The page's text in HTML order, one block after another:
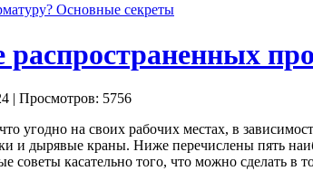
Основные секреты
распространенных
| Просмотров: 5756
угодно на своих рабочих местах, в
и дырявые краны. Ниже перечислены пять
касательно того, что можно сделать в